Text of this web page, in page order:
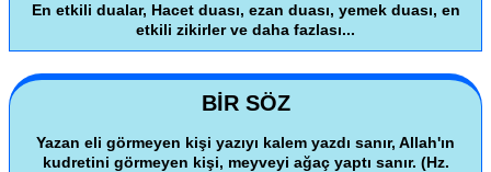
En etkili dualar, Hacet duası, ezan duası, yemek duası, en
etkili zikirler ve daha fazlası...
BİR SÖZ
Yazan eli görmeyen kişi yazıyı kalem yazdı sanır, Allah'ın
kudretini görmeyen kişi, meyveyi ağaç yaptı sanır. (Hz.